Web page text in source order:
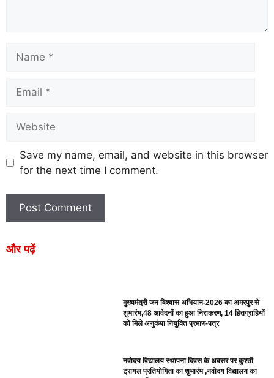
Save my name, email, and website in this browser
for the next time I comment.
और पढ़ें
मुख्यमंत्री जन विश्वास अभियान-2026 का अमरपुर से
शुभारंभ,48 आवेदनों का हुआ निराकरण, 14 हितग्राहियों
को मिले अनुकंपा नियुक्ति प्रमाण-पत्र
नवोदय विद्यालय स्थापना दिवस के अवसर पर कुश्ती
ट्रायल प्रतियोगिता का शुभारंभ ,नवोदय विद्यालय का